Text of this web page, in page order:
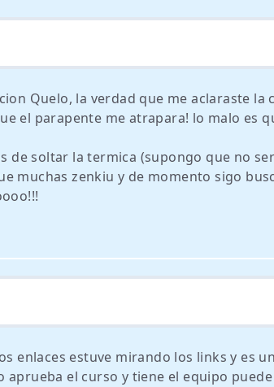
Quelo, la verdad que me aclaraste la
el parapente me atrapara! lo malo es
de soltar la termica (supongo que no
muchas zenkiu y de momento sigo
enlaces estuve mirando los links y es
aprueba el curso y tiene el equipo